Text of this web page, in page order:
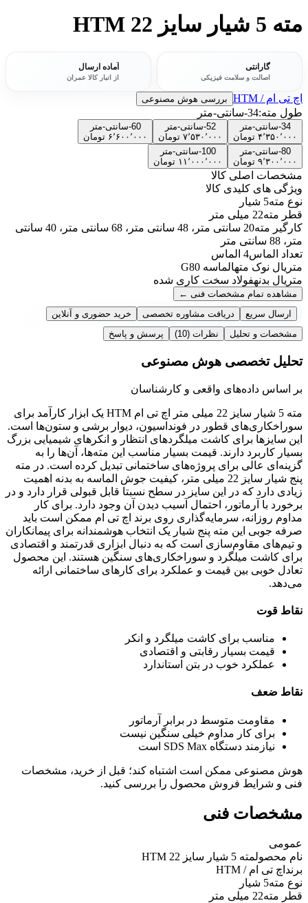
مته 5 شیار سایز 22 HTM
گارانتی
اصالت و سلامت فیزیکی
آماده ارسال
از انبار کالا عمران
اچ تی ام / HTM بررسی هوش مصنوعی
طول مته:34-سانتی-متر
34-سانتی-متر
۴٬۳۵۰٬۰۰۰
تومان
52-سانتی-متر
۷٬۵۳۰٬۰۰۰
تومان
60-سانتی-متر
۶٬۶۰۰٬۰۰۰
تومان
80-سانتی-متر
۹٬۳۰۰٬۰۰۰
تومان
100-سانتی-متر
۱۱٬۰۰۰٬۰۰۰
تومان
مشخصات اصلی کالا
ویژگی های کلیدی کالا
نوع مته5 شیار
قطر مته22 میلی متر
کارگیر مته
20 سانتی متر، 48 سانتی متر، 68 سانتی متر، 40 سانتی
متر، 88 سانتی متر
تعداد الماس4 الماس
متریال نوک متهالماسه G80
متریال بدنهفولاد سخت کاری شده
مشاهده تمام مشخصات فنی ←
ارسال سریع
دریافت مشاوره تخصصی
خرید حضوری و آنلاین
مشخصات و تحلیل
نظرات (10) پرسش و پاسخ
تحلیل تخصصی هوش مصنوعی
بر اساس داده‌های واقعی و کارشناسان
مته 5 شیار سایز 22 میلی متر اچ تی ام HTM یک ابزار کارآمد برای
سوراخکاری‌های قطور در فونداسیون، دیوار برشی و ستون‌ها است.
این سایزها برای کاشت میلگردهای انتظار و انکرهای شیمیایی بزرگ
بسیار کاربرد دارند. قیمت بسیار مناسب این مته‌ها، آن‌ها را به
گزینه‌ای عالی برای پروژه‌های ساختمانی تبدیل کرده است. در مته
پنج شیار سایز 22 میلی متر، کیفیت جوش الماسه به بدنه اهمیت
زیادی دارد که در این سایز در سطح نسبتا قابل قبولی قرار دارد و در
برخورد با آرماتور، احتمال آسیب دیدن آن وجود دارد. برای کار
مداوم روزانه، سرمایه‌گذاری روی برند اچ تی ام ممکن است باید
صرفه جوبی این مته پنج شیار یک انتخاب هوشمندانه برای پیمانکاران
و تیم‌های مقاوم‌سازی است که به دنبال ابزاری قدرتمند و اقتصادی
برای کاشت میلگرد و سوراخکاری‌های سنگین هستند. این محصول
تعادل خوبی بین قیمت و عملکرد برای کارهای ساختمانی ارائه
می‌دهد.
نقاط قوت
مناسب برای کاشت میلگرد و انکر
قیمت بسیار رقابتی و اقتصادی
عملکرد خوب در بتن استاندارد
نقاط ضعف
مقاومت متوسط در برابر آرماتور
برای کار مداوم خیلی سنگین نیست
نیازمند دستگاه SDS Max است
هوش مصنوعی ممکن است اشتباه کند؛ قبل از خرید، مشخصات
فنی و شرایط فروش محصول را بررسی کنید.
مشخصات فنی
عمومی
نام محصولمته 5 شیار سایز 22 HTM
برند اچ تی ام / HTM
نوع مته5 شیار
قطر مته22 میلی متر